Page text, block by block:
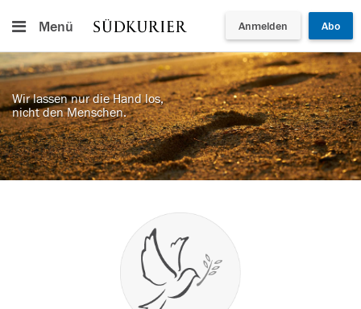
Menü Anmelden Abo
Wir lassen nur die Hand los,
nicht den Menschen.